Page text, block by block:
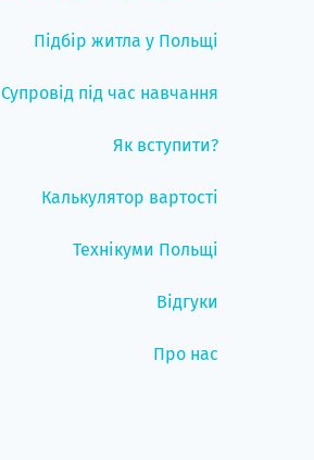
Підбір житла у Польщі
Супровід під час навчання
Як вступити?
Калькулятор вартості
Технікуми Польщі
Відгуки
Про нас